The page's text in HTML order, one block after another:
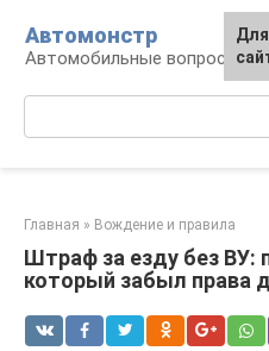
контенту
Автомонстр
Автомобильные вопросы и
Главная » Вождение и правила
Штраф за езду без
который забыл права